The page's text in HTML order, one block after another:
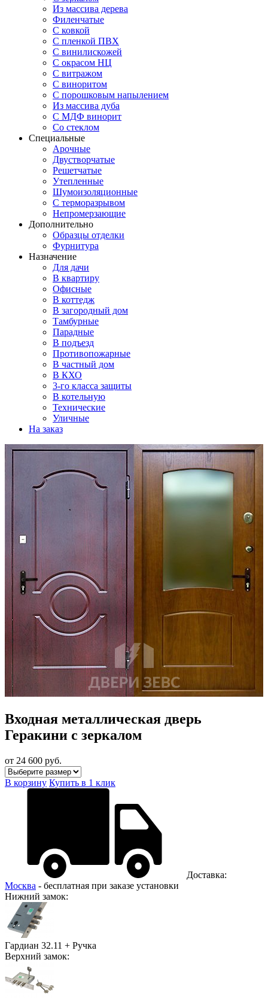
Из массива дерева
Филенчатые
С ковкой
С пленкой ПВХ
С винилискожей
С окрасом НЦ
С витражом
С виноритом
С порошковым напылением
Из массива дуба
С МДФ винорит
Со стеклом
Специальные
Арочные
Двустворчатые
Решетчатые
Утепленные
Шумоизоляционные
С терморазрывом
Непромерзающие
Дополнительно
Образцы отделки
Фурнитура
Назначение
Для дачи
В квартиру
Офисные
В коттедж
В загородный дом
Тамбурные
Парадные
В подъезд
Противопожарные
В частный дом
В КХО
3-го класса защиты
В котельную
Технические
Уличные
На заказ
Входная металлическая дверь
Геракини с зеркалом
от 24 600 руб.
В корзину Купить в 1 клик
Доставка:
Москва - бесплатная при заказе установки
Нижний замок:
Гардиан 32.11 + Ручка
Верхний замок: